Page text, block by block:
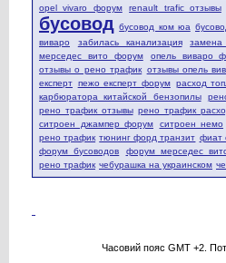
opel vivaro форум
renault trafic отзывы
бусовод бусовод ком юа
виваро
забилась канализация
мерседес вито форум
опель виваро
отзывы о рено трафик отзывы опель
експерт пежо експерт форум расход
карбюратора китайской бензопилы
рено трафик отзывы рено трафик
ситроен джампер форум
ситроен немо
рено трафик тюнинг форд транзит фиат
форум бусоводов
форум мерседес
рено трафик чебурашка на украинском
Часовий пояс GMT +2.